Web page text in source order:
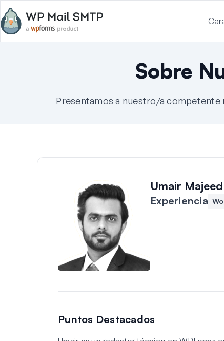
Sobre
Presentamos a nuestro/a
Umair Majeed
Experiencia
Puntos Destacados